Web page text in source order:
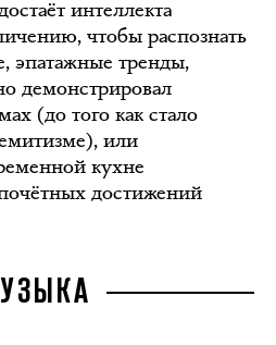
интеллекта
чтобы распознать
эпатажные тренды,
демонстрировал
(до того как стало
или
кухне
достижений